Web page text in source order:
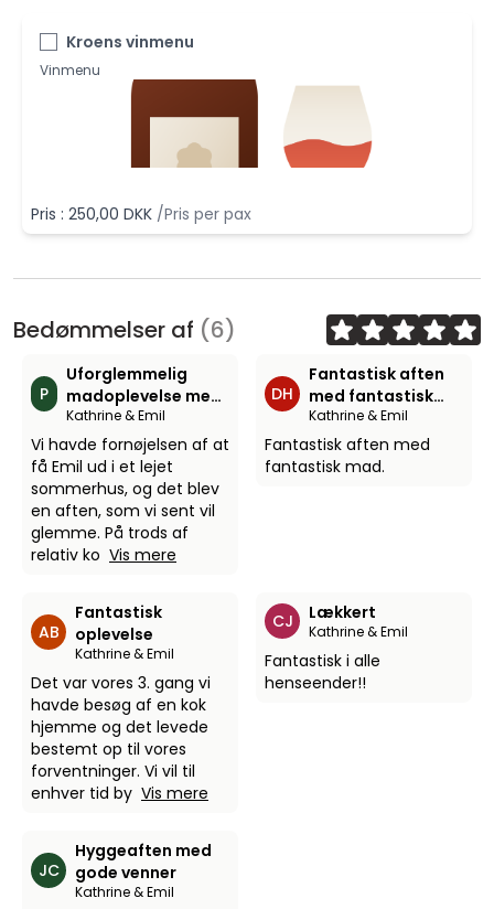
Kroens vinmenu
Vinmenu
Pris : 250,00 DKK /Pris per pax
Bedømmelser af (6)
P
Uforglemmelig
madoplevelse med
Emil. 5 stjerner er
næsten ikke nok!
Kathrine & Emil
Vi havde fornøjelsen af at
få Emil ud i et lejet
sommerhus, og det blev
en aften, som vi sent vil
glemme. På trods af
relativ ko Vis mere
DH
Fantastisk aften
med fantastisk
mad.
Kathrine & Emil
Fantastisk aften med
fantastisk mad.
AB
Fantastisk
oplevelse
Kathrine & Emil
Det var vores 3. gang vi
havde besøg af en kok
hjemme og det levede
bestemt op til vores
forventninger. Vi vil til
enhver tid by Vis mere
CJ Lækkert
Kathrine & Emil
Fantastisk i alle
henseender!!
JC
Hyggeaften med
gode venner
Kathrine & Emil